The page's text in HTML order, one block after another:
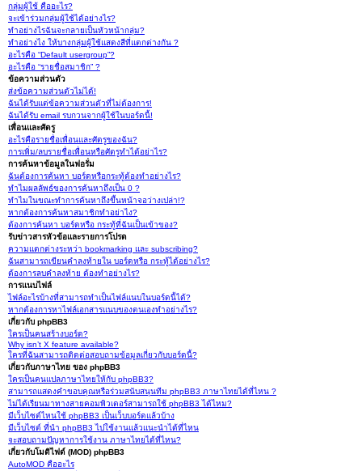
กลุ่มผู้ใช้ คืออะไร?
จะเข้าร่วมกลุ่มผู้ใช้ได้อย่างไร?
ทำอย่างไรฉันจะกลายเป็นหัวหน้ากลุ่ม?
ทำอย่างไง ให้บางกลุ่มผู้ใช้แสดงสีที่แตกต่างกัน ?
อะไรคือ “Default usergroup”?
อะไรคือ “รายชื่อสมาชิก” ?
ข้อความส่วนตัว
ส่งข้อความส่วนตัวไม่ได้!
ฉันได้รับแต่ข้อความส่วนตัวที่ไม่ต้องการ!
ฉันได้รับ email รบกวนจากผู้ใช้ในบอร์ดนี้!
เพื่อนและศัตรู
อะไรคือรายชื่อเพื่อนและศัตรูของฉัน?
การเพิ่ม/ลบรายชื่อเพื่อนหรือศัตรูทำได้อย่าไร?
การค้นหาข้อมูลในฟอรั่ม
ฉันต้องการค้นหา บอร์ดหรือกระทู้ต้องทำอย่างไร?
ทำไมผลลัพธ์ของการค้นหาถึงเป็น 0 ?
ทำไมในขณะทำการค้นหาถึงขึ้นหน้าจอว่างเปล่า!?
หากต้องการค้นหาสมาชิกทำอย่าไง?
ต้องการค้นหา บอร์ดหรือ กระทู้ที่ฉันเป็นเข้าของ?
รับข่าวสารหัวข้อและรายการโปรด
ความแตกต่างระหว่า bookmarking และ subscribing?
ฉันสามารถเขียนคำลงท้ายใน บอร์ดหรือ กระทู้ได้อย่างไร?
ต้องการลบคำลงท้าย ต้องทำอย่างไร?
การแนบไฟล์
ไฟล์อะไรบ้างที่สามารถทำเป็นไฟล์แนบในบอร์ดนี้ได้?
หากต้องการหาไฟล์เอกสารแนบของตนเองทำอย่างไร?
เกี่ยวกับ phpBB3
ใครเป็นคนสร้างบอร์ด?
Why isn’t X feature available?
ใครที่ฉันสามารถติดต่อสอบถามข้อมูลเกี่ยวกับบอร์ดนี้?
เกี่ยวกับภาษาไทย ของ phpBB3
ใครเป็นคนแปลภาษาไทยให้กับ phpBB3?
สามารถแสดงคำขอบคุณหรือร่วมสนับสนุนทีม phpBB3 ภาษาไทยได้ที่ไหน ?
ไม่ได้เรียนมาทางสายคอมพิวเตอร์สามารถใช้ phpBB3 ได้ไหม?
มีเว็บไซต์ไหนใช้ phpBB3 เป็นเว็บบอร์ดแล้วบ้าง
มีเว็บไซต์ ที่นำ phpBB3 ไปใช้งานแล้วแนะนำได้ที่ไหน
จะสอบถามปัญหาการใช้งาน ภาษาไทยได้ที่ไหน?
เกี่ยวกับโมดิไฟด์ (MOD) phpBB3
AutoMOD คืออะไร